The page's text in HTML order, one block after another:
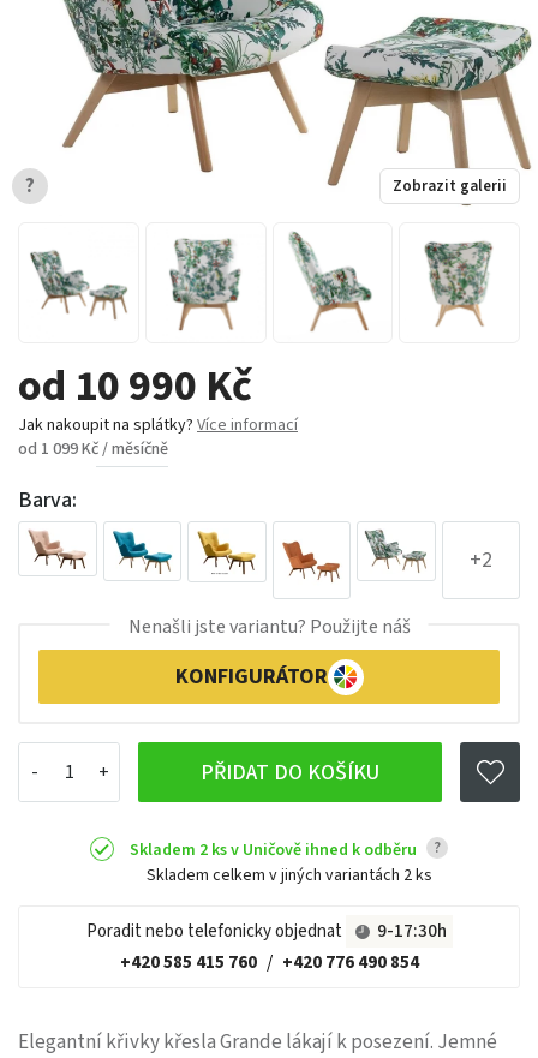
od 10 990 Kč
Jak nakoupit na splátky? Více informací
od 1 099 Kč / měsíčně
Barva:
+2
PŘIDAT DO KOŠÍKU
Nenašli jste variantu? Použijte náš
KONFIGURÁTOR
Skladem 2 ks v Uničově ihned k odběru ?
Skladem celkem v jiných variantách 2 ks
Poradit nebo telefonicky objednat
9-17:30h
+420 585 415 760 / +420 776 490 854
Zobrazit galerii
?
Elegantní křivky křesla Grande lákají k posezení. Jemné